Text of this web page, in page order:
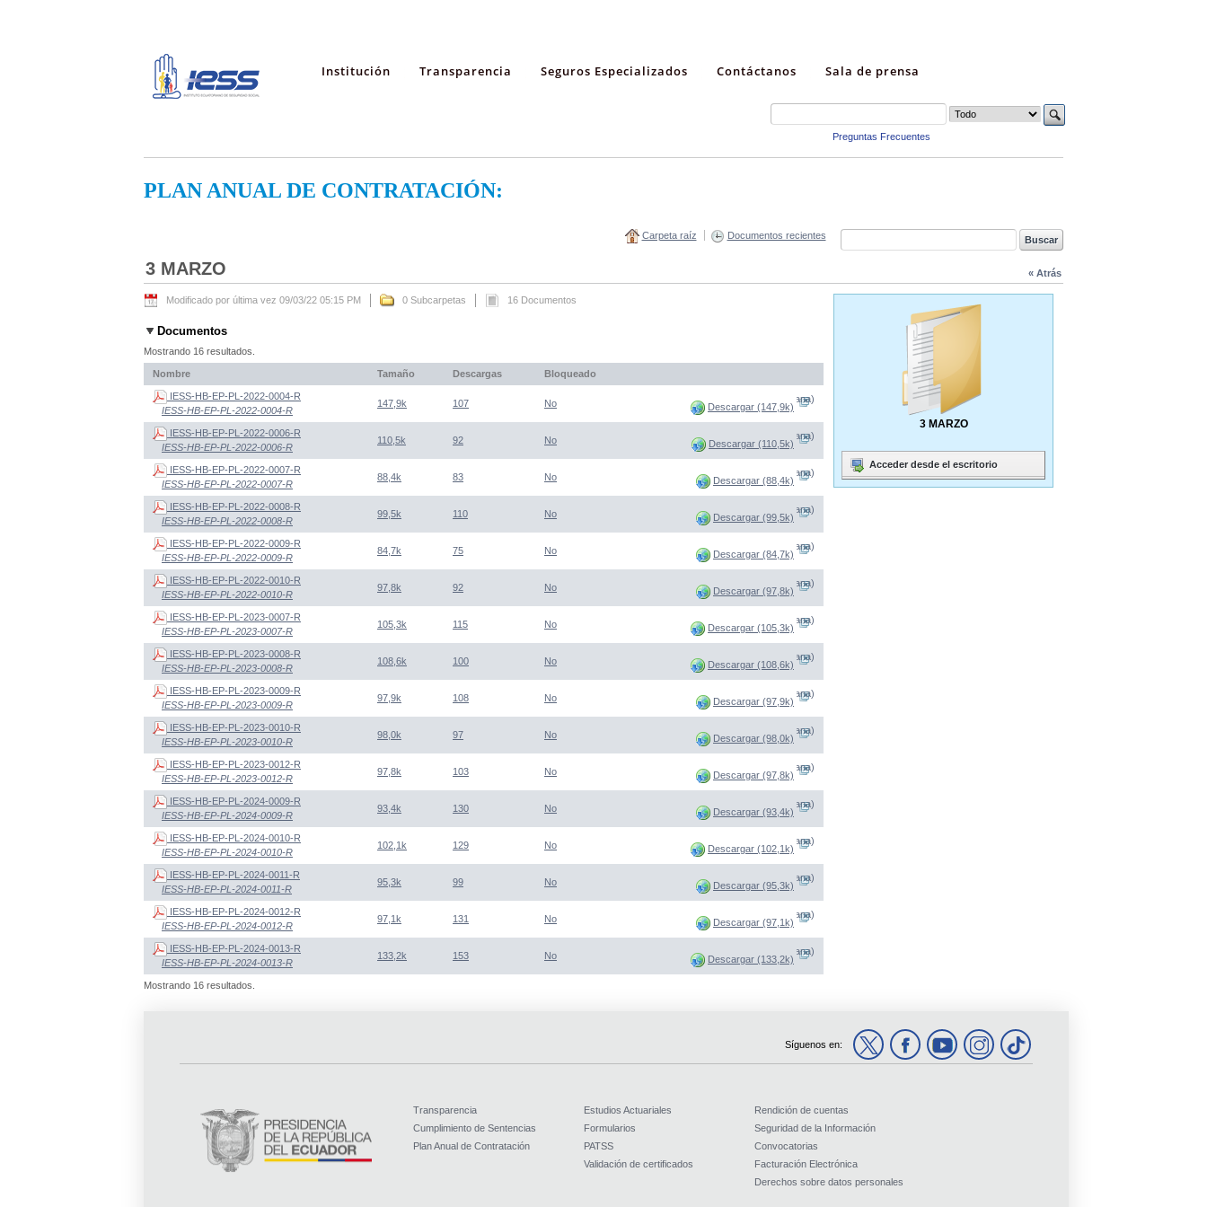
Institución Transparencia Seguros Especializados Contáctanos Sala de prensa
Preguntas Frecuentes
PLAN ANUAL DE CONTRATACIÓN:
Carpeta raíz Documentos recientes
« Atrás
3 MARZO
Modificado por última vez 09/03/22 05:15 PM 0 Subcarpetas 16 Documentos
Documentos
Mostrando 16 resultados.
Nombre Tamaño Descargas Bloqueado
IESS-HB-EP-PL-2022-0004-R
IESS-HB-EP-PL-2022-0004-R
147,9k 107 No Descargar (147,9k)
(Abre una nueva ventana)
IESS-HB-EP-PL-2022-0006-R
IESS-HB-EP-PL-2022-0006-R
110,5k 92 No Descargar (110,5k)
(Abre una nueva ventana)
IESS-HB-EP-PL-2022-0007-R
IESS-HB-EP-PL-2022-0007-R
88,4k 83 No Descargar (88,4k)
(Abre una nueva ventana)
IESS-HB-EP-PL-2022-0008-R
IESS-HB-EP-PL-2022-0008-R
99,5k 110 No Descargar (99,5k)
(Abre una nueva ventana)
IESS-HB-EP-PL-2022-0009-R
IESS-HB-EP-PL-2022-0009-R
84,7k 75 No Descargar (84,7k)
(Abre una nueva ventana)
IESS-HB-EP-PL-2022-0010-R
IESS-HB-EP-PL-2022-0010-R
97,8k 92 No Descargar (97,8k)
(Abre una nueva ventana)
IESS-HB-EP-PL-2023-0007-R
IESS-HB-EP-PL-2023-0007-R
105,3k 115 No Descargar (105,3k)
(Abre una nueva ventana)
IESS-HB-EP-PL-2023-0008-R
IESS-HB-EP-PL-2023-0008-R
108,6k 100 No Descargar (108,6k)
(Abre una nueva ventana)
IESS-HB-EP-PL-2023-0009-R
IESS-HB-EP-PL-2023-0009-R
97,9k 108 No Descargar (97,9k)
(Abre una nueva ventana)
IESS-HB-EP-PL-2023-0010-R
IESS-HB-EP-PL-2023-0010-R
98,0k 97 No Descargar (98,0k)
(Abre una nueva ventana)
IESS-HB-EP-PL-2023-0012-R
IESS-HB-EP-PL-2023-0012-R
97,8k 103 No Descargar (97,8k)
(Abre una nueva ventana)
IESS-HB-EP-PL-2024-0009-R
IESS-HB-EP-PL-2024-0009-R
93,4k 130 No Descargar (93,4k)
(Abre una nueva ventana)
IESS-HB-EP-PL-2024-0010-R
IESS-HB-EP-PL-2024-0010-R
102,1k 129 No Descargar (102,1k)
(Abre una nueva ventana)
IESS-HB-EP-PL-2024-0011-R
IESS-HB-EP-PL-2024-0011-R
95,3k 99 No Descargar (95,3k)
(Abre una nueva ventana)
IESS-HB-EP-PL-2024-0012-R
IESS-HB-EP-PL-2024-0012-R
97,1k 131 No Descargar (97,1k)
(Abre una nueva ventana)
IESS-HB-EP-PL-2024-0013-R
IESS-HB-EP-PL-2024-0013-R
133,2k 153 No Descargar (133,2k)
(Abre una nueva ventana)
Mostrando 16 resultados.
3 MARZO
Acceder desde el escritorio
Síguenos en:
Transparencia
Cumplimiento de Sentencias
Plan Anual de Contratación
Estudios Actuariales
Formularios
PATSS
Validación de certificados
Rendición de cuentas
Seguridad de la Información
Convocatorias
Facturación Electrónica
Derechos sobre datos personales